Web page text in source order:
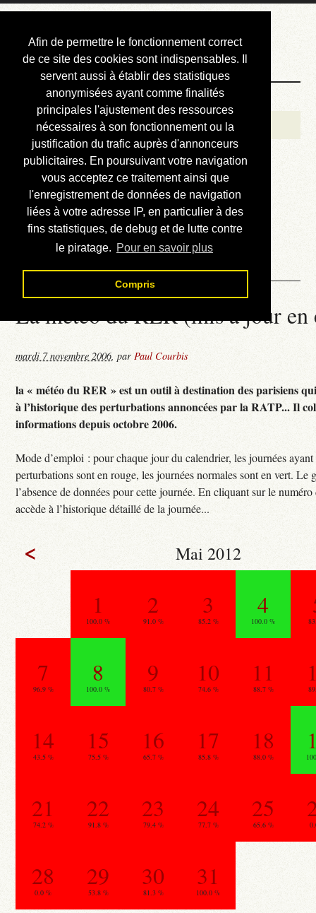
Afin de permettre le fonctionnement correct
de ce site des cookies sont indispensables. Il
servent aussi à établir des statistiques
anonymisées ayant comme finalités
principales l'ajustement des ressources
nécessaires à son fonctionnement ou la
justification du trafic auprès d'annonceurs
publicitaires. En poursuivant votre navigation
vous acceptez ce traitement ainsi que
l'enregistrement de données de navigation
liées à votre adresse IP, en particulier à des
fins statistiques, de debug et de lutte contre
le piratage. Pour en savoir plus
Compris
Courbis, « LE »
Blog Officiel
Bienvenue
Réalisations
Divers (et d’été)
Annonces
Liens externes
Téléchargement
Contact
La météo du RER (mis à jour
mardi 7 novembre 2006,parPaul Courbis
la « météo du RER » est un outil à destination des parisiens
à l’historique des perturbations annoncées par la RATP... Il
informations depuis octobre 2006.
Mode d’emploi : pour chaque jour du calendrier, les journées
perturbations sont en rouge, les journées normales sont en vert. Le
l’absence de données pour cette journée. En cliquant sur le
accède à l’historique détaillé de la journée...
< Mai 2012
1
100.0 %
2
91.0 %
3
85.2 %
4
100.0 %
7
96.9 %
8
100.0 %
9
80.7 %
10
74.6 %
11
88.7 %
14
43.5 %
15
75.5 %
16
65.7 %
17
85.8 %
18
88.0 %
21
74.2 %
22
91.8 %
23
79.4 %
24
77.7 %
25
65.6 %
28
0.0 %
29
53.8 %
30
81.3 %
31
100.0 %